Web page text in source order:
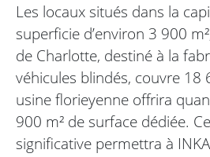
Les locaux situés dans la
superficie d’environ 3 900
de Charlotte, destiné à la
véhicules blindés, couvre 18
usine florieyenne offrira
900 m² de surface dédiée.
significative permettra à